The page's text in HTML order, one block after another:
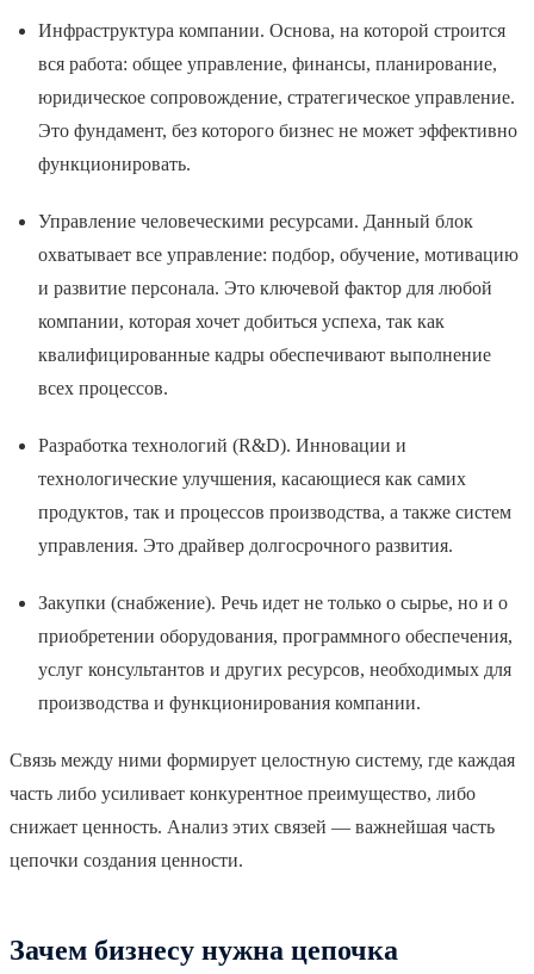
Инфраструктура компании. Основа, на которой строится
вся работа: общее управление, финансы, планирование,
юридическое сопровождение, стратегическое управление.
Это фундамент, без которого бизнес не может эффективно
функционировать.
Управление человеческими ресурсами. Данный блок
охватывает все управление: подбор, обучение, мотивацию
и развитие персонала. Это ключевой фактор для любой
компании, которая хочет добиться успеха, так как
квалифицированные кадры обеспечивают выполнение
всех процессов.
Разработка технологий (R&D). Инновации и
технологические улучшения, касающиеся как самих
продуктов, так и процессов производства, а также систем
управления. Это драйвер долгосрочного развития.
Закупки (снабжение). Речь идет не только о сырье, но и о
приобретении оборудования, программного обеспечения,
услуг консультантов и других ресурсов, необходимых для
производства и функционирования компании.
Связь между ними формирует целостную систему, где каждая
часть либо усиливает конкурентное преимущество, либо
снижает ценность. Анализ этих связей — важнейшая часть
цепочки создания ценности.
Зачем бизнесу нужна цепочка